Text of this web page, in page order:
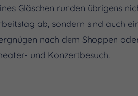
Gläschen runden übrigens
ab, sondern sind auch
nach dem Shoppen
und Konzertbesuch.